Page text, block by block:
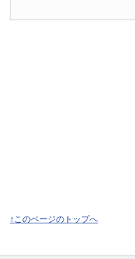
↑このページのトップへ